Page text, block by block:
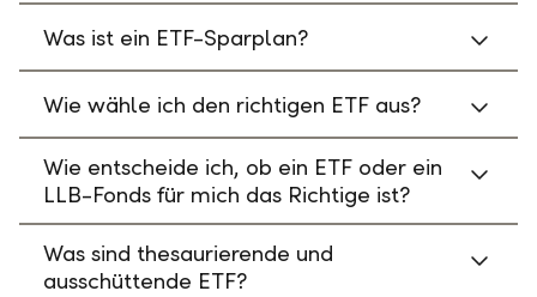
Was ist ein ETF-Sparplan?
Wie wähle ich den richtigen ETF aus?
Wie entscheide ich, ob ein ETF oder ein
LLB-Fonds für mich das Richtige ist?
Was sind thesaurierende und
ausschüttende ETF?